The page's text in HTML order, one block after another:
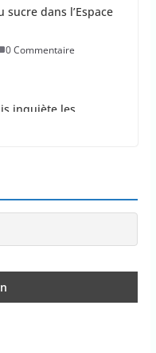
dans l’Espace
0 Commentaire
inquiète les
en série sur les